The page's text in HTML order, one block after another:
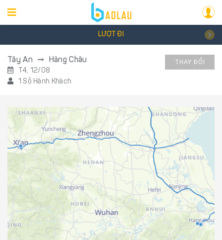
LƯỢT ĐI
Tây An Hàng Châu
T4, 12/08
1 Số Hành Khách
THAY ĐỔI